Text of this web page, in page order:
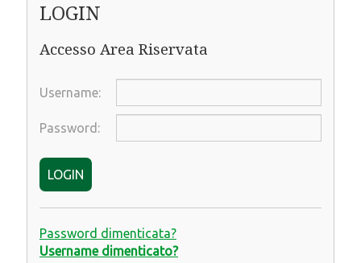
LOGIN
Accesso Area Riservata
Username:
Password:
LOGIN
Password dimenticata?
Username dimenticato?
Impostazioni